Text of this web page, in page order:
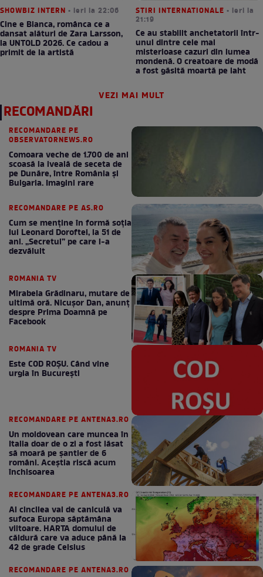
SHOWBIZ INTERN • ieri la 22:06
Cine e Bianca, românca ce a
dansat alături de Zara Larsson,
la UNTOLD 2026. Ce cadou a
primit de la artistă
STIRI INTERNATIONALE • ieri la
21:19
Ce au stabilit anchetatorii într-
unul dintre cele mai
misterioase cazuri din lumea
mondenă. O creatoare de modă
a fost găsită moartă pe iaht
VEZI MAI MULT
RECOMANDĂRI
RECOMANDARE PE
OBSERVATORNEWS.RO
Comoara veche de 1.700 de ani
scoasă la iveală de seceta de
pe Dunăre, între România şi
Bulgaria. Imagini rare
RECOMANDARE PE AS.RO
Cum se menţine în formă soţia
lui Leonard Doroftei, la 51 de
ani. „Secretul” pe care l-a
dezvăluit
ROMANIA TV
Mirabela Grădinaru, mutare de
ultimă oră. Nicuşor Dan, anunţ
despre Prima Doamnă pe
Facebook
ROMANIA TV
Este COD ROŞU. Când vine
urgia în Bucureşti
RECOMANDARE PE ANTENA3.RO
Un moldovean care muncea în
Italia doar de o zi a fost lăsat
să moară pe şantier de 6
români. Aceștia riscă acum
închisoarea
RECOMANDARE PE ANTENA3.RO
Al cincilea val de caniculă va
sufoca Europa săptămâna
viitoare. HARTA domului de
căldură care va aduce până la
42 de grade Celsius
RECOMANDARE PE ANTENA3.RO